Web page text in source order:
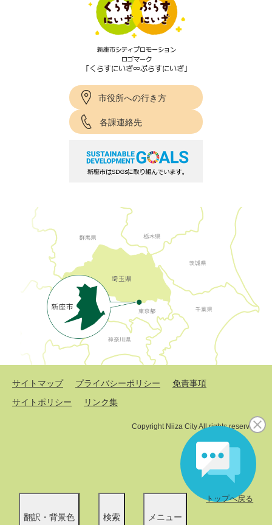
翻訳・背景色 検索 メニュー
トップへ戻る
市役所への行き方
各課連絡先
サイトマップ プライバシーポリシー
免責事項
サイトポリシー
リンク集
Copyright Niiza City All rights reserved.